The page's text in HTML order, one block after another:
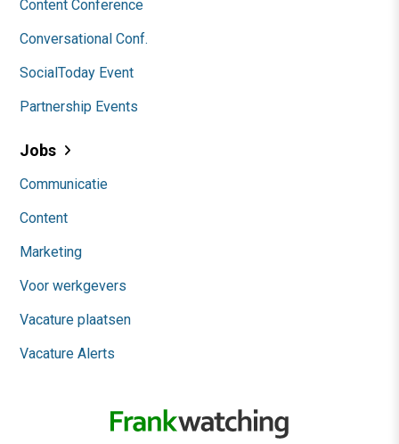
Content Conference
Conversational Conf.
SocialToday Event
Partnership Events
Jobs
Communicatie
Content
Marketing
Voor werkgevers
Vacature plaatsen
Vacature Alerts